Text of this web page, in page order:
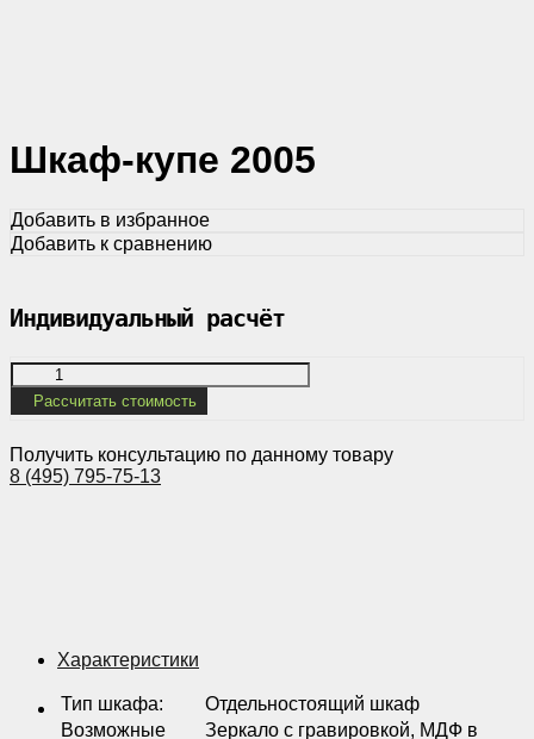
Шкаф-купе 2005
Добавить в избранное
Добавить к сравнению
Индивидуальный расчёт
Рассчитать стоимость
Получить консультацию по данному товару
8 (495) 795-75-13
Характеристики
Тип шкафа:
Отдельностоящий шкаф
Возможные
Зеркало с гравировкой, МДФ в